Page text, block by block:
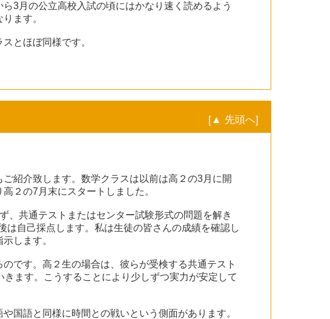
3月の公立高校入試の頃にはかなり速く読めるよう
ます。
とほぼ同様です。
[▲ 先頭へ]
紹介致します。数学クラスは以前は高２の3月に開
２の7月末にスタートしました。
、共通テストまたはセンター試験形式の問題を解き
自己採点します。私は生徒の皆さんの成績を確認し
します。
です。高２生の場合は、彼らが受検する共通テスト
ます。こうすることにより少しずつ実力が安定して
国語と同様に時間との戦いという側面があります。